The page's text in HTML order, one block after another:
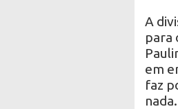
A
para
em
faz